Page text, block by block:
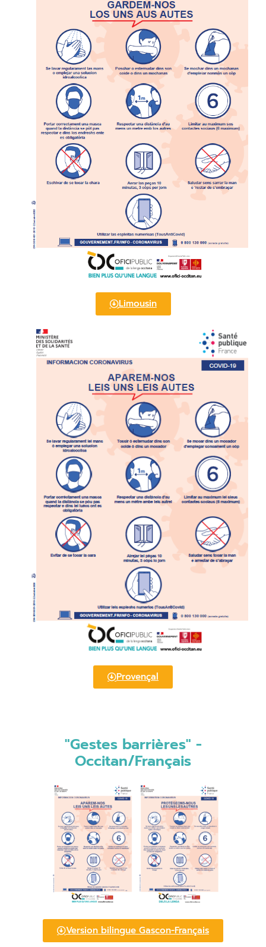
Limousin
Provençal
"Gestes barrières" -
Occitan/Français
Version bilingue Gascon-Français